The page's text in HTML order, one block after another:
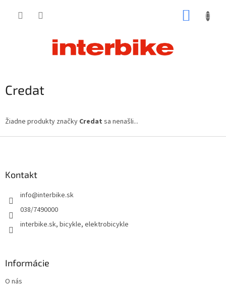
Credat
Žiadne produkty značky Credat sa nenašli...
Kontakt
info@interbike.sk
038/7490000
interbike.sk, bicykle, elektrobicykle
Informácie
O nás